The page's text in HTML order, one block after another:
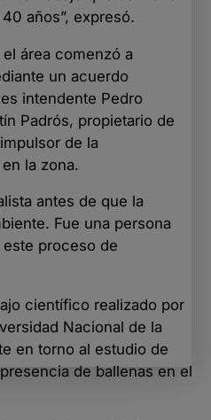
años”, expresó.
área comenzó a
un acuerdo
intendente Pedro
Padrós, propietario de
de la
la zona.
antes de que la
Fue una persona
proceso de
científico realizado por
Nacional de la
en torno al estudio de
de ballenas en el